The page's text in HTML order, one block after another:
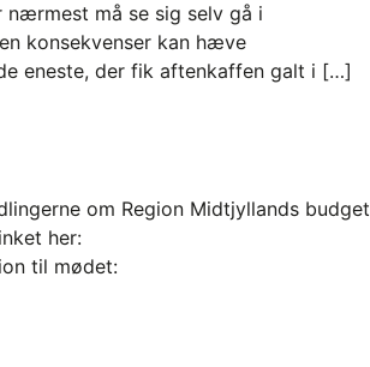
nærmest må se sig selv gå i
konsekvenser kan hæve
eneste, der fik aftenkaffen galt i […]
om Region Midtjyllands budget
her:
til mødet: